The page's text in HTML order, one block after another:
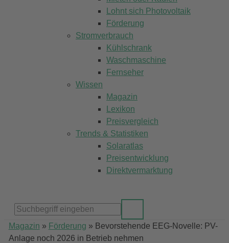
Lohnt sich Photovoltaik
Förderung
Stromverbrauch
Kühlschrank
Waschmaschine
Fernseher
Wissen
Magazin
Lexikon
Preisvergleich
Trends & Statistiken
Solaratlas
Preisentwicklung
Direktvermarktung
Magazin » Förderung » Bevorstehende EEG-Novelle: PV-
Anlage noch 2026 in Betrieb nehmen